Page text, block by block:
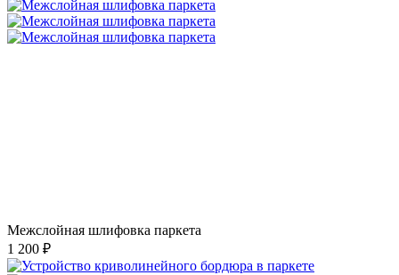
Межслойная шлифовка паркета
1 200 ₽